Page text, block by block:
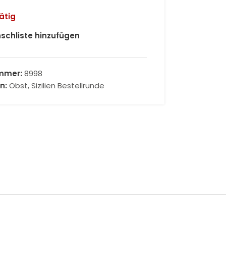
hinzufügen
8998
Obst, Sizilien Bestellrunde